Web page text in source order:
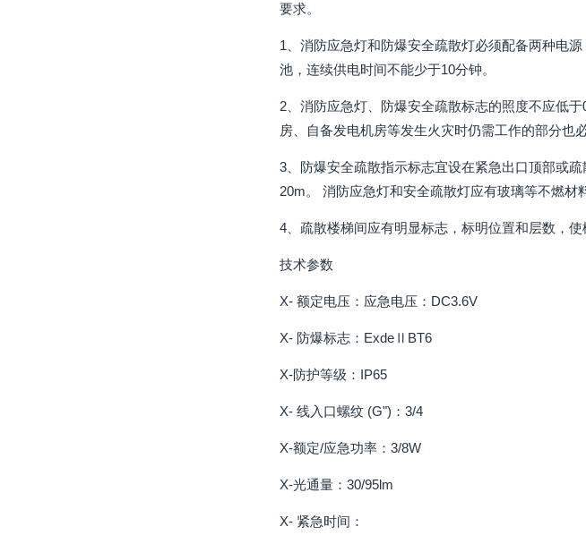
要求。
1、消防应急灯和防爆安全疏散灯必须配备两种电
池，连续供电时间不能少于10分钟。
2、消防应急灯、防爆安全疏散标志的照度不应低
房、自备发电机房等发生火灾时仍需工作的部分也
3、防爆安全疏散指示标志宜设在紧急出口顶部或
20m。 消防应急灯和安全疏散灯应有玻璃等不燃材
4、疏散楼梯间应有明显标志，标明位置和层数，
技术参数
X- 额定电压：应急电压：DC3.6V
X- 防爆标志：ExdeⅡBT6
X-防护等级：IP65
X- 线入口螺纹 (G")：3/4
X-额定/应急功率：3/8W
X-光通量：30/95lm
X- 紧急时间：